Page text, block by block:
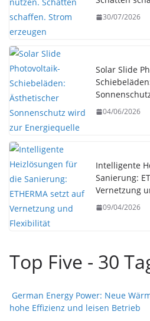
30/07/2026
Solar Slide
04/06/2026
Intelligente
Sanierung:
Vernetzung
09/04/2026
Top Five - 30
German Energy Power: Neue
hohe Effizienz und leisen Betrieb